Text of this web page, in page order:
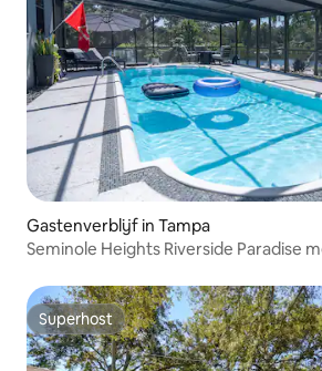
Gastenverblijf in Tampa
Seminole Heights Riverside Paradise
Superhost
Superhost